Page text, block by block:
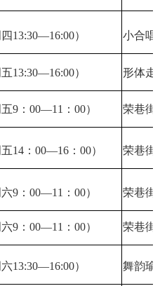
13:30—16:00） 小合唱
13:30—16:00） 形体走
9：00—11：00） 荣巷街
14：00—16：00） 荣巷街
9：00—11：00） 荣巷街
9：00—11：00） 荣巷街
13:30—16:00） 舞韵瑜